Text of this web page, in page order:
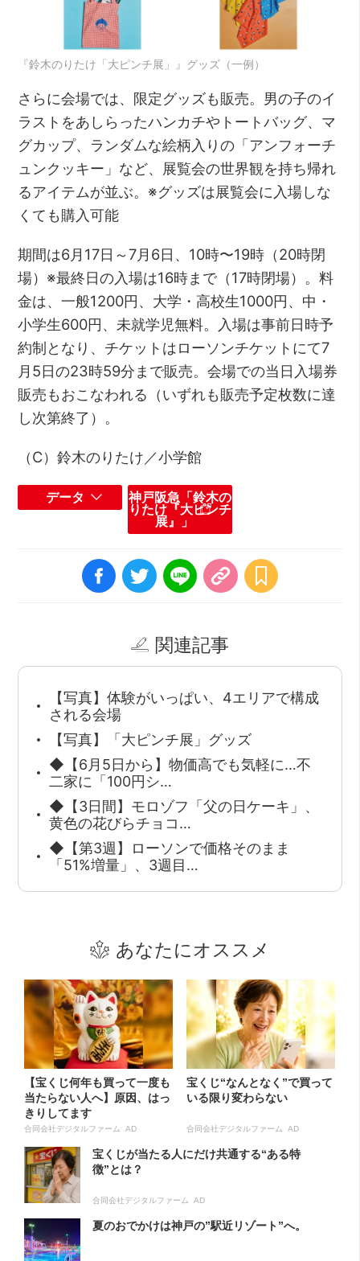
『鈴木のりたけ「大ピンチ展」』グッズ（一例）
さらに会場では、限定グッズも販売。男の子のイ
ラストをあしらったハンカチやトートバッグ、マ
グカップ、ランダムな絵柄入りの「アンフォーチ
ュンクッキー」など、展覧会の世界観を持ち帰れ
るアイテムが並ぶ。※グッズは展覧会に入場しな
くても購入可能
期間は6月17日～7月6日、10時〜19時（20時閉
場）※最終日の入場は16時まで（17時閉場）。料
金は、一般1200円、大学・高校生1000円、中・
小学生600円、未就学児無料。入場は事前日時予
約制となり、チケットはローソンチケットにて7
月5日の23時59分まで販売。会場での当日入場券
販売もおこなわれる（いずれも販売予定枚数に達
し次第終了）。
（C）鈴木のりたけ／小学館
データ 神戸阪急「鈴木の
りたけ『大ピンチ
展』」
関連記事
【写真】体験がいっぱい、4エリアで構成
される会場
【写真】「大ピンチ展」グッズ
◆【6月5日から】物価高でも気軽に…不
二家に「100円シ…
◆【3日間】モロゾフ「父の日ケーキ」、
黄色の花びらチョコ…
◆【第3週】ローソンで価格そのまま
「51%増量」、3週目…
あなたにオススメ
【宝くじ何年も買って一度も
当たらない人へ】原因、はっ
きりしてます
合同会社デジタルファーム AD
宝くじ“なんとなく”で買って
いる限り変わらない
合同会社デジタルファーム AD
宝くじが当たる人にだけ共通する“ある特
徴”とは？
合同会社デジタルファーム AD
夏のおでかけは神戸の”駅近リゾート”へ。